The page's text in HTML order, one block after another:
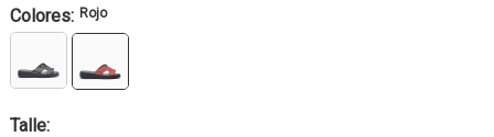
Colores: Rojo
Talle: